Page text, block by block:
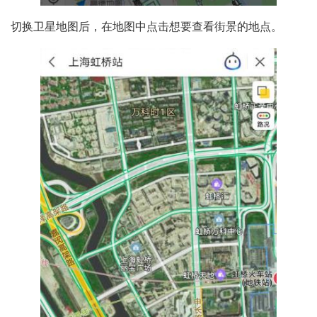
切换卫星地图后，在地图中点击想要查看街景的地点。